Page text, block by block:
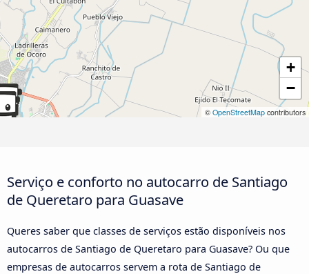
+
−
© OpenStreetMap contributors
Serviço e conforto no autocarro de Santiago
de Queretaro para Guasave
Queres saber que classes de serviços estão disponíveis nos
autocarros de Santiago de Queretaro para Guasave? Ou que
empresas de autocarros servem a rota de Santiago de